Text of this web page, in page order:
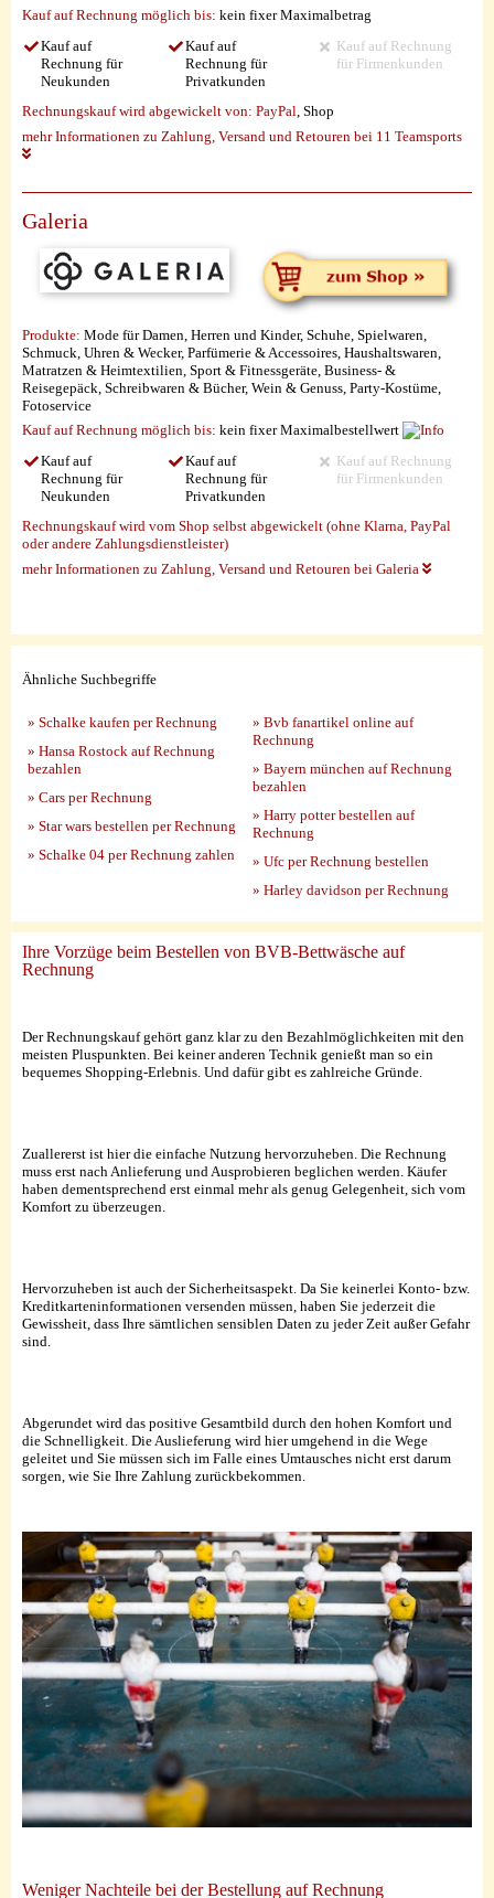
Kauf auf Rechnung möglich bis: kein fixer Maximalbetrag
Kauf auf
Rechnung für
Neukunden
Kauf auf
Rechnung für
Privatkunden
Kauf auf Rechnung
für Firmenkunden
Rechnungskauf wird abgewickelt von: PayPal, Shop
mehr Informationen zu Zahlung, Versand und Retouren bei 11 Teamsports
Galeria
Produkte: Mode für Damen, Herren und Kinder, Schuhe, Spielwaren,
Schmuck, Uhren & Wecker, Parfümerie & Accessoires, Haushaltswaren,
Matratzen & Heimtextilien, Sport & Fitnessgeräte, Business- &
Reisegepäck, Schreibwaren & Bücher, Wein & Genuss, Party-Kostüme,
Fotoservice
Kauf auf Rechnung möglich bis: kein fixer Maximalbestellwert
Kauf auf
Rechnung für
Neukunden
Kauf auf
Rechnung für
Privatkunden
Kauf auf Rechnung
für Firmenkunden
Rechnungskauf wird vom Shop selbst abgewickelt (ohne Klarna, PayPal
oder andere Zahlungsdienstleister)
mehr Informationen zu Zahlung, Versand und Retouren bei Galeria
Ähnliche Suchbegriffe
» Schalke kaufen per Rechnung
» Hansa Rostock auf Rechnung
bezahlen
» Cars per Rechnung
» Star wars bestellen per Rechnung
» Schalke 04 per Rechnung zahlen
» Bvb fanartikel online auf
Rechnung
» Bayern münchen auf Rechnung
bezahlen
» Harry potter bestellen auf
Rechnung
» Ufc per Rechnung bestellen
» Harley davidson per Rechnung
Ihre Vorzüge beim Bestellen von BVB-Bettwäsche auf
Rechnung
Der Rechnungskauf gehört ganz klar zu den Bezahlmöglichkeiten mit den
meisten Pluspunkten. Bei keiner anderen Technik genießt man so ein
bequemes Shopping-Erlebnis. Und dafür gibt es zahlreiche Gründe.
Zuallererst ist hier die einfache Nutzung hervorzuheben. Die Rechnung
muss erst nach Anlieferung und Ausprobieren beglichen werden. Käufer
haben dementsprechend erst einmal mehr als genug Gelegenheit, sich vom
Komfort zu überzeugen.
Hervorzuheben ist auch der Sicherheitsaspekt. Da Sie keinerlei Konto- bzw.
Kreditkarteninformationen versenden müssen, haben Sie jederzeit die
Gewissheit, dass Ihre sämtlichen sensiblen Daten zu jeder Zeit außer Gefahr
sind.
Abgerundet wird das positive Gesamtbild durch den hohen Komfort und
die Schnelligkeit. Die Auslieferung wird hier umgehend in die Wege
geleitet und Sie müssen sich im Falle eines Umtausches nicht erst darum
sorgen, wie Sie Ihre Zahlung zurückbekommen.
Weniger Nachteile bei der Bestellung auf Rechnung